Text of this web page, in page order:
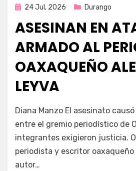
Publicada
24 Jul, 2026 Durango
ASESINAN EN
ARMADO AL
OAXAQUEÑO
LEYVA
Fernando Miranda Servín
Diana Manzo El asesinato
entre el gremio periodístico de
integrantes exigieron justicia.
periodista y escritor
autor…